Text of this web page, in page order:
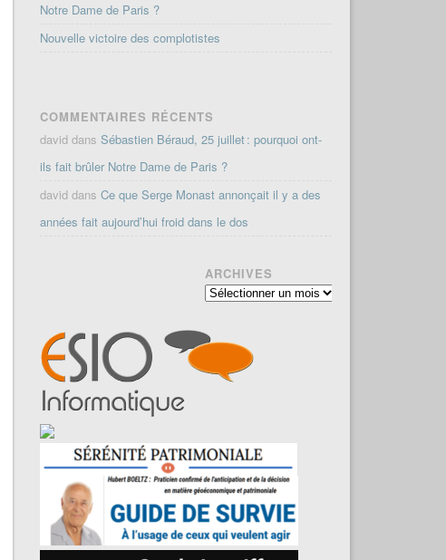
Notre Dame de Paris ?
Nouvelle victoire des complotistes
COMMENTAIRES RÉCENTS
david dansSébastien Béraud, 25 juillet : pourquoi ont-
ils fait brûler Notre Dame de Paris ?
david dansCe que Serge Monast annonçait il y a des
années fait aujourd’hui froid dans le dos
ARCHIVES
Archives